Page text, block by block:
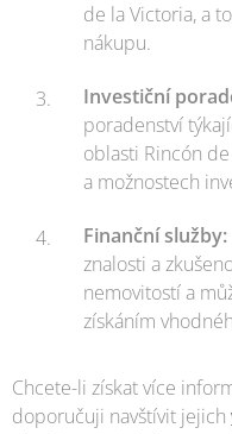
de la Victoria, a
nákupu.
Investiční
poradenství
oblasti Rincón
a možnostech
Finanční služby:
znalosti a
nemovitostí a
získáním
Chcete-li získat více
doporučuji navštívit jejich